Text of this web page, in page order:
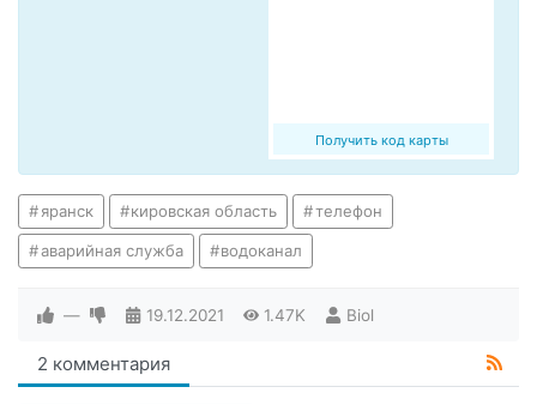
Получить код карты
яранск кировская область телефон
аварийная служба водоканал
— 19.12.2021 1.47K Biol
2 комментария